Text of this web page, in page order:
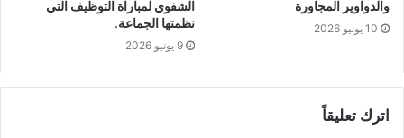
والدواوير المجاورة
10 يونيو 2026
الشفوي لمباراة التوظيف التي
نظمتها الجماعة.
9 يونيو 2026
اترك تعليقاً